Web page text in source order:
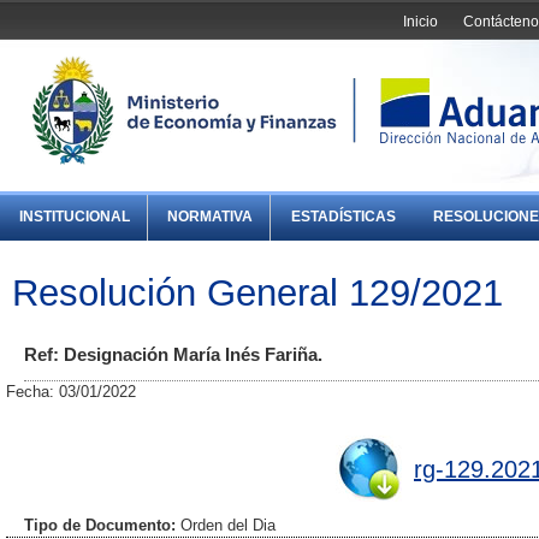
Inicio
INSTITUCIONAL NORMATIVA ESTADÍSTICAS
Resolución General 129/2021
Ref: Designación María Inés Fariña.
Fecha: 03/01/2022
rg-
Tipo de Documento: Orden del Dia